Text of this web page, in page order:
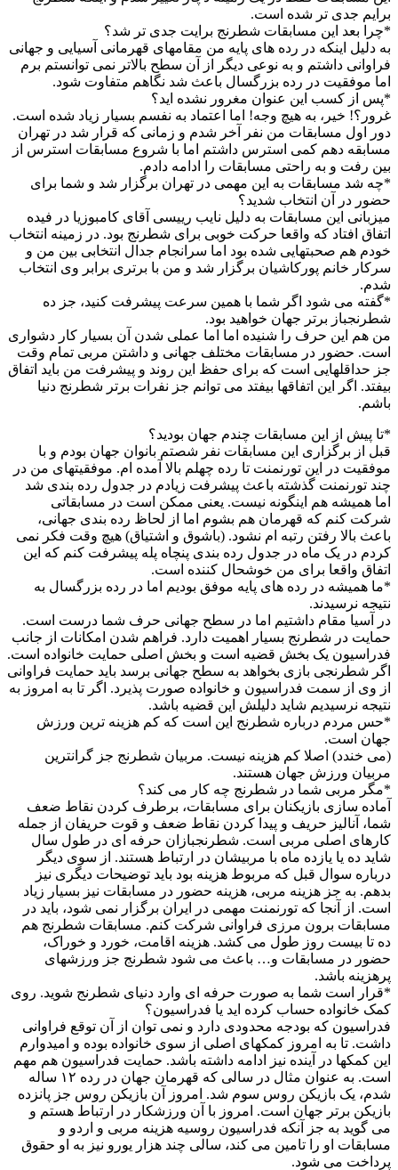
برایم جدی تر شده است.
*چرا بعد این مسابقات شطرنج برایت جدی تر شد؟
به دلیل اینکه در رده های پایه من مقامهای قهرمانی آسیایی و جهانی
فراوانی داشتم و به نوعی دیگر از آن سطح بالاتر نمی توانستم برم
اما موفقیت در رده بزرگسال باعث شد نگاهم متفاوت شود.
*پس از کسب این عنوان مغرور نشده اید؟
غرور؟! خیر، به هیچ وجه! اما اعتماد به نفسم بسیار زیاد شده است.
دور اول مسابقات من نفر آخر شدم و زمانی که قرار شد در تهران
مسابقه دهم کمی استرس داشتم اما با شروع مسابقات استرس از
بین رفت و به راحتی مسابقات را ادامه دادم.
*چه شد مسابقات به این مهمی در تهران برگزار شد و شما برای
حضور در آن انتخاب شدید؟
میزبانی این مسابقات به دلیل نایب رییسی آقای کامبوزیا در فیده
اتفاق افتاد که واقعا حرکت خوبی برای شطرنج بود. در زمینه انتخاب
خودم هم صحبتهایی شده بود اما سرانجام جدال انتخابی بین من و
سرکار خانم پورکاشیان برگزار شد و من با برتری برابر وی انتخاب
شدم.
*گفته می شود اگر شما با همین سرعت پیشرفت کنید، جز ده
شطرنجباز برتر جهان خواهید بود.
من هم این حرف را شنیده اما اما عملی شدن آن بسیار کار دشواری
است. حضور در مسابقات مختلف جهانی و داشتن مربی تمام وقت
جز حداقلهایی است که برای حفظ این روند و پیشرفت من باید اتفاق
بیفتد. اگر این اتفاقها بیفتد می توانم جز نفرات برتر شطرنج دنیا
باشم.
*تا پیش از این مسابقات چندم جهان بودید؟
قبل از برگزاری این مسابقات نفر شصتم بانوان جهان بودم و با
موفقیت در این تورنمنت تا رده چهلم بالا آمده ام. موفقیتهای من در
چند تورنمنت گذشته باعث پیشرفت زیادم در جدول رده بندی شد
اما همیشه هم اینگونه نیست. یعنی ممکن است در مسابقاتی
شرکت کنم که قهرمان هم بشوم اما از لحاظ رده بندی جهانی،
باعث بالا رفتن رتبه ام نشود. (باشوق و اشتیاق) هیچ وقت فکر نمی
کردم در یک ماه در جدول رده بندی پنچاه پله پیشرفت کنم که این
اتفاق واقعا برای من خوشحال کننده است.
*ما همیشه در رده های پایه موفق بودیم اما در رده بزرگسال به
نتیجه نرسیدند.
در آسیا مقام داشتیم اما در سطح جهانی حرف شما درست است.
حمایت در شطرنج بسیار اهمیت دارد. فراهم شدن امکانات از جانب
فدراسیون یک بخش قضیه است و بخش اصلی حمایت خانواده است.
اگر شطرنجی بازی بخواهد به سطح جهانی برسد باید حمایت فراوانی
از وی از سمت فدراسیون و خانواده صورت پذیرد. اگر تا به امروز به
نتیجه نرسیدیم شاید دلیلش این قضیه باشد.
*حس مردم درباره شطرنج این است که کم هزینه ترین ورزش
جهان است.
(می خندد) اصلا کم هزینه نیست. مربیان شطرنج جز گرانترین
مربیان ورزش جهان هستند.
*مگر مربی شما در شطرنج چه کار می کند؟
آماده سازی بازیکنان برای مسابقات، برطرف کردن نقاط ضعف
شما، آنالیز حریف و پیدا کردن نقاط ضعف و قوت حریفان از جمله
کارهای اصلی مربی است. شطرنجبازان حرفه ای در طول سال
شاید ده یا یازده ماه با مربیشان در ارتباط هستند. از سوی دیگر
درباره سوال قبل که مربوط هزینه بود باید توضیحات دیگری نیز
بدهم. به جز هزینه مربی، هزینه حضور در مسابقات نیز بسیار زیاد
است. از آنجا که تورنمنت مهمی در ایران برگزار نمی شود، باید در
مسابقات برون مرزی فراوانی شرکت کنم. مسابقات شطرنج هم
ده تا بیست روز طول می کشد. هزینه اقامت، خورد و خوراک،
حضور در مسابقات و… باعث می شود شطرنج جز ورزشهای
پرهزینه باشد.
*قرار است شما به صورت حرفه ای وارد دنیای شطرنج شوید. روی
کمک خانواده حساب کرده اید یا فدراسیون؟
فدراسیون که بودجه محدودی دارد و نمی توان از آن توقع فراوانی
داشت. تا به امروز کمکهای اصلی از سوی خانواده بوده و امیدوارم
این کمکها در آینده نیز ادامه داشته باشد. حمایت فدراسیون هم مهم
است. به عنوان مثال در سالی که قهرمان جهان در رده ۱۲ ساله
شدم، یک بازیکن روس سوم شد. امروز آن بازیکن روس جز پانزده
بازیکن برتر جهان است. امروز با آن ورزشکار در ارتباط هستم و
می گوید به جز آنکه فدراسیون روسیه هزینه مربی و اردو و
مسابقات او را تامین می کند، سالی چند هزار یورو نیز به او حقوق
پرداخت می شود.